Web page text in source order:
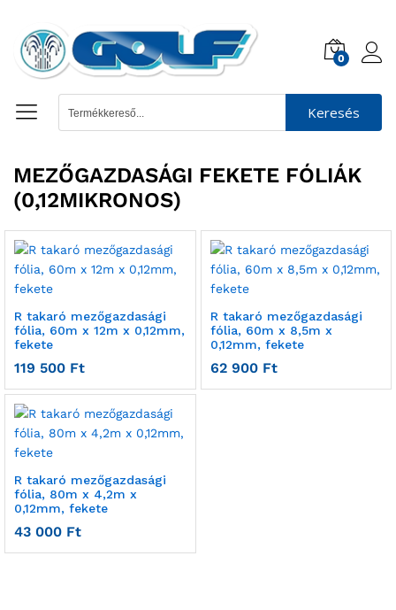
0
Keresés
MEZŐGAZDASÁGI FEKETE FÓLIÁK
(0,12MIKRONOS)
R takaró mezőgazdasági
fólia, 60m x 12m x 0,12mm,
fekete
119 500 Ft
R takaró mezőgazdasági
fólia, 60m x 8,5m x
0,12mm, fekete
62 900 Ft
R takaró mezőgazdasági
fólia, 80m x 4,2m x
0,12mm, fekete
43 000 Ft